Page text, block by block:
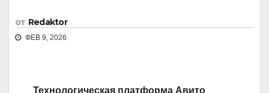
от Redaktor
ФЕВ 9, 2026
Технологическая платформа Авито